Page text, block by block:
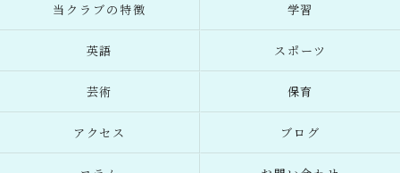
当クラブの特徴 学習
英語 スポーツ
芸術 保育
アクセス ブログ